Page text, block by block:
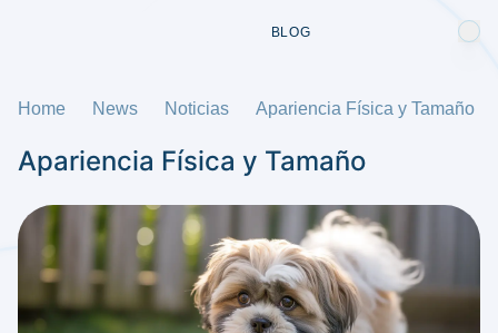
BLOG
Home News Noticias Apariencia Física y Tamaño
Apariencia Física y Tamaño